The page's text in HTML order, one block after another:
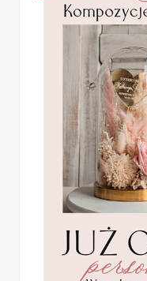
Statuetka pamiątka
Pierwszej Komunii w
personalizowana
Pamiątka Komunijna
opakowanie na pieniądze
Promocja:
105.00
PLN